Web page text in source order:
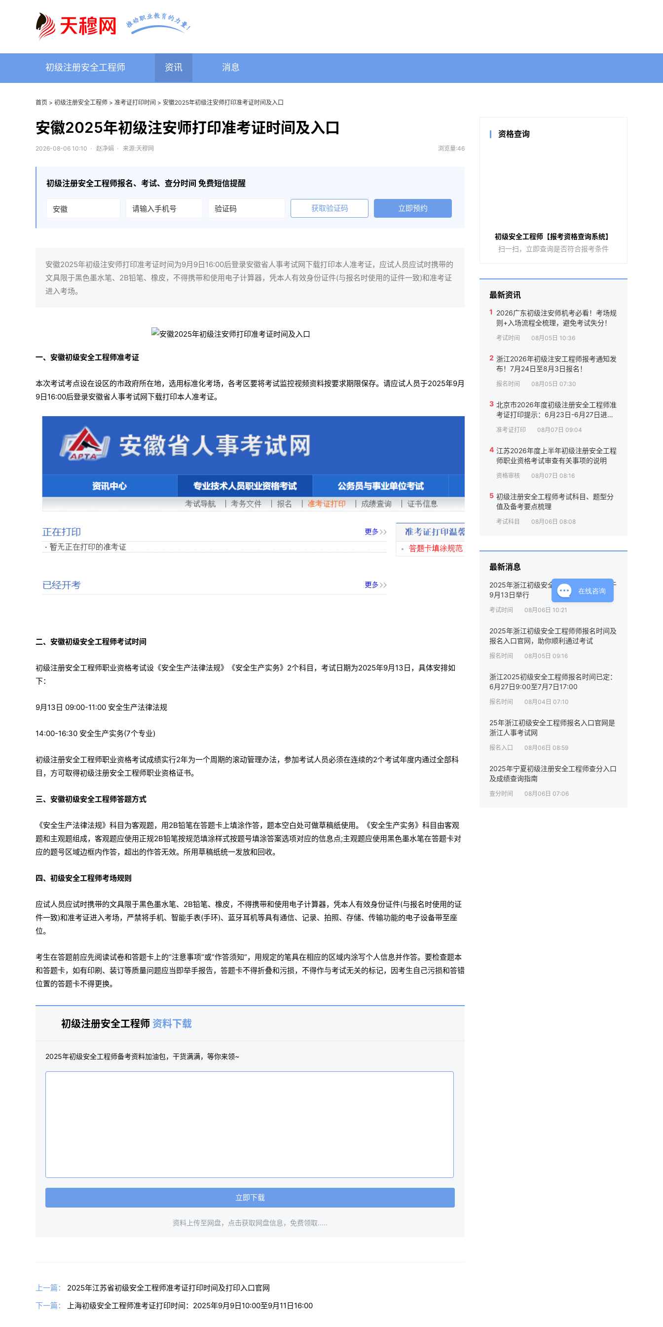
初级注册安全工程师 资讯 消息
首页 > 初级注册安全工程师 > 准考证打印时间 > 安徽2025年初级注安师打印准考证时间及入口
安徽2025年初级注安师打印准考证时间及入口
2026-08-06 10:10 · 赵净娟 · 来源:天穆网 浏览量:46
初级注册安全工程师报名、考试、查分时间 免费短信提醒
获取验证码 立即预约
安徽2025年初级注安师打印准考证时间为9月9日16:00后登录安徽省人事考试网下载打印本人准考证，应试人员应试时携带的
文具限于黑色墨水笔、2B铅笔、橡皮，不得携带和使用电子计算器，凭本人有效身份证件(与报名时使用的证件一致)和准考证
进入考场。
一、安徽初级安全工程师准考证
本次考试考点设在设区的市政府所在地，选用标准化考场，各考区要将考试监控视频资料按要求期限保存。请应试人员于2025年9月
9日16:00后登录安徽省人事考试网下载打印本人准考证。
二、安徽初级安全工程师考试时间
初级注册安全工程师职业资格考试设《安全生产法律法规》《安全生产实务》2个科目，考试日期为2025年9月13日，具体安排如
下：
9月13日 09:00-11:00 安全生产法律法规
14:00-16:30 安全生产实务(7个专业)
初级注册安全工程师职业资格考试成绩实行2年为一个周期的滚动管理办法，参加考试人员必须在连续的2个考试年度内通过全部科
目，方可取得初级注册安全工程师职业资格证书。
三、安徽初级安全工程师答题方式
《安全生产法律法规》科目为客观题，用2B铅笔在答题卡上填涂作答，题本空白处可做草稿纸使用。《安全生产实务》科目由客观
题和主观题组成，客观题应使用正规2B铅笔按规范填涂样式按题号填涂答案选项对应的信息点;主观题应使用黑色墨水笔在答题卡对
应的题号区域边框内作答，超出的作答无效。所用草稿纸统一发放和回收。
四、初级安全工程师考场规则
应试人员应试时携带的文具限于黑色墨水笔、2B铅笔、橡皮，不得携带和使用电子计算器，凭本人有效身份证件(与报名时使用的证
件一致)和准考证进入考场，严禁将手机、智能手表(手环)、蓝牙耳机等具有通信、记录、拍照、存储、传输功能的电子设备带至座
位。
考生在答题前应先阅读试卷和答题卡上的“注意事项”或“作答须知”，用规定的笔具在相应的区域内涂写个人信息并作答。要检查题本
和答题卡，如有印刷、装订等质量问题应当即举手报告，答题卡不得折叠和污损，不得作与考试无关的标记，因考生自己污损和答错
位置的答题卡不得更换。
初级注册安全工程师 资料下载
2025年初级安全工程师备考资料加油包，干货满满，等你来领~
立即下载
资料上传至网盘，点击获取网盘信息，免费领取.....
上一篇：
2025年江苏省初级安全工程师准考证打印时间及打印入口官网
下一篇：
上海初级安全工程师准考证打印时间：2025年9月9日10:00至9月11日16:00
资格查询
初级安全工程师【报考资格查询系统】
扫一扫，立即查询是否符合报考条件
最新资讯
1 2026广东初级注安师机考必看！考场规
则+入场流程全梳理，避免考试失分！
考试时间 08月05日 10:36
2 浙江2026年初级注安工程师报考通知发
布！7月24日至8月3日报名！
报名时间 08月05日 07:30
3 北京市2026年度初级注册安全工程师准
考证打印提示：6月23日-6月27日进
准考证打印 08月07日 09:04
4 江苏2026年度上半年初级注册安全工程
师职业资格考试审查有关事项的说明
资格审核 08月07日 08:16
5 初级注册安全工程师考试科目、题型分
值及备考要点梳理
考试科目 08月06日 08:08
最新消息
2025年浙江初级安全工程师考试时间定于
9月13日举行
考试时间 08月06日 10:21
2025年浙江初级安全工程师师报名时间及
报名入口官网，助你顺利通过考试
报名时间 08月05日 09:16
浙江2025初级安全工程师报名时间已定：
6月27日9:00至7月7日17:00
报名时间 08月04日 07:10
25年浙江初级安全工程师报名入口官网是
浙江人事考试网
报名入口 08月06日 08:59
2025年宁夏初级注册安全工程师查分入口
及成绩查询指南
查分时间 08月06日 07:06
在线咨询